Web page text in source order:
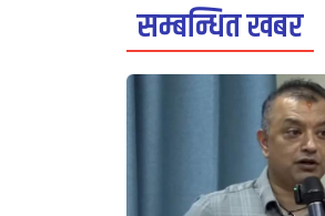
सम्बन्धित खबर